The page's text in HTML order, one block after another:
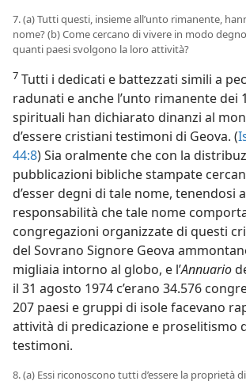
7. (a) Tutti questi, insieme all’unto rimanente,
nome? (b) Come cercano di vivere in modo
quanti paesi svolgono la loro attività?
7 Tutti i dedicati e battezzati simili a
radunati e anche l’unto rimanente dei
spirituali han dichiarato dinanzi al
d’essere cristiani testimoni di Geova. (
44:8) Sia oralmente che con la
pubblicazioni bibliche stampate
d’esser degni di tale nome, tenendosi
responsabilità che tale nome
congregazioni organizzate di questi
del Sovrano Signore Geova
migliaia intorno al globo, e l’Annuario
il 31 agosto 1974 c’erano 34.576
207 paesi e gruppi di isole facevano
attività di predicazione e proselitismo
testimoni.
8. (a) Essi riconoscono tutti d’essere la proprietà